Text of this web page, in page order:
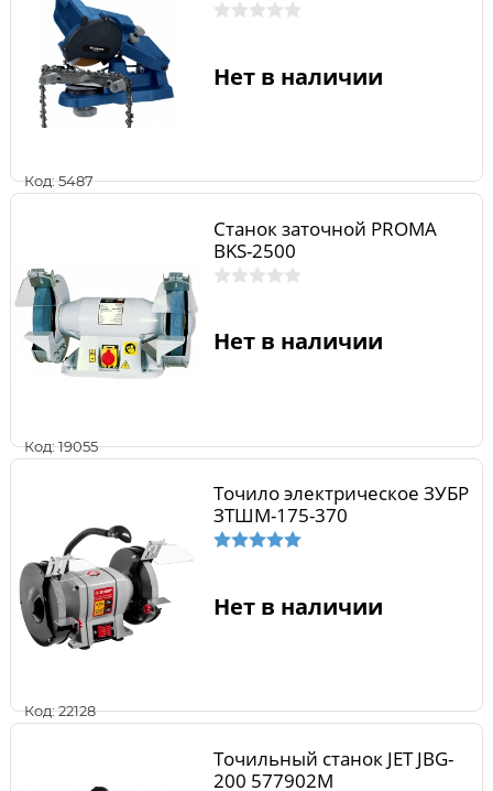
Код: 5487
Нет в наличии
Код: 19055
Станок заточной PROMA
BKS-2500
Нет в наличии
Код: 22128
Точило электрическое ЗУБР
ЗТШМ-175-370
Нет в наличии
Точильный станок JET JBG-
200 577902M